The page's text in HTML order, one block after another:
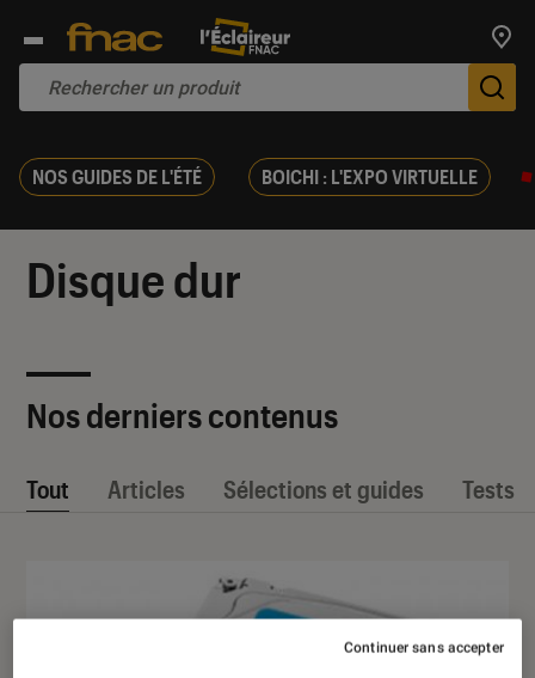
NOS GUIDES DE L'ÉTÉ BOICHI : L'EXPO VIRTUELLE
Disque dur
Nos derniers contenus
Tout Articles Sélections et guides Tests
Continuer sans accepter